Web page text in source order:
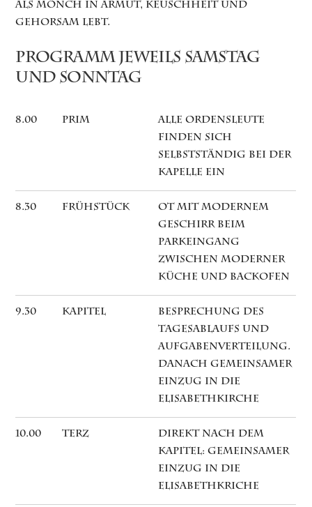
als Mönch in Armut, Keuschheit und
Gehorsam lebt.
Programm jeweils Samstag
und Sonntag
8.00 Prim
Alle Ordensleute
finden sich
selbstständig bei der
Kapelle ein
8.30 Frühstück
OT mit modernem
Geschirr beim
Parkeingang
zwischen moderner
Küche und Backofen
9.30 Kapitel
Besprechung des
Tagesablaufs und
Aufgabenverteilung.
Danach gemeinsamer
Einzug in die
Elisabethkirche
10.00 Terz
Direkt nach dem
Kapitel: gemeinsamer
Einzug in die
Elisabethkriche